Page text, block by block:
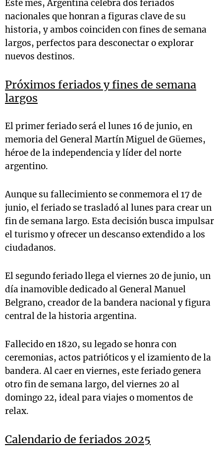
Este mes, Argentina celebra dos feriados
nacionales que honran a figuras clave de su
historia, y ambos coinciden con fines de semana
largos, perfectos para desconectar o explorar
nuevos destinos.
Próximos feriados y fines de semana
largos
El primer feriado será el lunes 16 de junio, en
memoria del General Martín Miguel de Güemes,
héroe de la independencia y líder del norte
argentino.
Aunque su fallecimiento se conmemora el 17 de
junio, el feriado se trasladó al lunes para crear un
fin de semana largo. Esta decisión busca impulsar
el turismo y ofrecer un descanso extendido a los
ciudadanos.
El segundo feriado llega el viernes 20 de junio, un
día inamovible dedicado al General Manuel
Belgrano, creador de la bandera nacional y figura
central de la historia argentina.
Fallecido en 1820, su legado se honra con
ceremonias, actos patrióticos y el izamiento de la
bandera. Al caer en viernes, este feriado genera
otro fin de semana largo, del viernes 20 al
domingo 22, ideal para viajes o momentos de
relax.
Calendario de feriados 2025